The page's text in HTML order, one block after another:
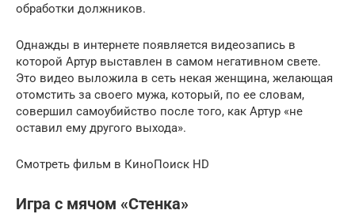
обработки должников.
Однажды в интернете появляется видеозапись в
которой Артур выставлен в самом негативном свете.
Это видео выложила в сеть некая женщина, желающая
отомстить за своего мужа, который, по ее словам,
совершил самоубийство после того, как Артур «не
оставил ему другого выхода».
Смотреть фильм в КиноПоиск HD
Игра с мячом «Стенка»